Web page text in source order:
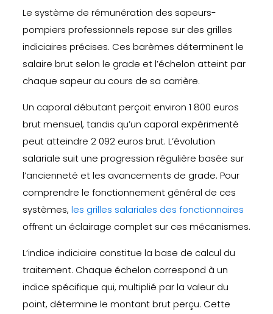
Le système de rémunération des sapeurs-
pompiers professionnels repose sur des grilles
indiciaires précises. Ces barèmes déterminent le
salaire brut selon le grade et l’échelon atteint par
chaque sapeur au cours de sa carrière.
Un caporal débutant perçoit environ 1 800 euros
brut mensuel, tandis qu’un caporal expérimenté
peut atteindre 2 092 euros brut. L’évolution
salariale suit une progression régulière basée sur
l’ancienneté et les avancements de grade. Pour
comprendre le fonctionnement général de ces
systèmes, les grilles salariales des fonctionnaires
offrent un éclairage complet sur ces mécanismes.
L’indice indiciaire constitue la base de calcul du
traitement. Chaque échelon correspond à un
indice spécifique qui, multiplié par la valeur du
point, détermine le montant brut perçu. Cette